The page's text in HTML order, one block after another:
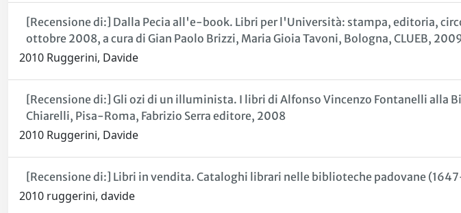
[Recensione di:] Dalla Pecia all'e-book. Libri per l'Università: stampa, editoria,
ottobre 2008, a cura di Gian Paolo Brizzi, Maria Gioia Tavoni, Bologna, CLUEB,
2010 Ruggerini, Davide
[Recensione di:] Gli ozi di un illuminista. I libri di Alfonso Vincenzo Fontanelli alla
Chiarelli, Pisa-Roma, Fabrizio Serra editore, 2008
2010 Ruggerini, Davide
[Recensione di:] Libri in vendita. Cataloghi librari nelle biblioteche padovane
2010 ruggerini, davide